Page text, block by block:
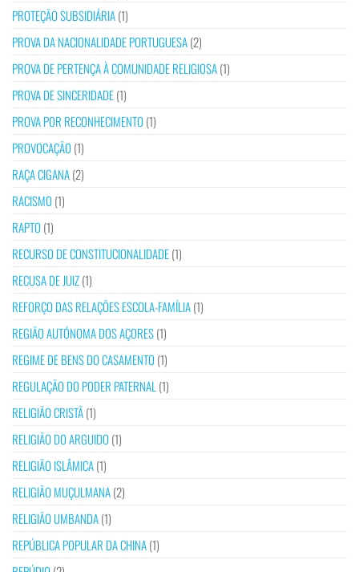
PROTEÇÃO SUBSIDIÁRIA(1)
PROVA DA NACIONALIDADE PORTUGUESA(2)
PROVA DE PERTENÇA À COMUNIDADE RELIGIOSA(1)
PROVA DE SINCERIDADE(1)
PROVA POR RECONHECIMENTO (1)
PROVOCAÇÃO (1)
RAÇA CIGANA(2)
RACISMO (1)
RAPTO (1)
RECURSO DE CONSTITUCIONALIDADE(1)
RECUSA DE JUIZ(1)
REFORÇO DAS RELAÇÕES ESCOLA-FAMÍLIA(1)
REGIÃO AUTÓNOMA DOS AÇORES(1)
REGIME DE BENS DO CASAMENTO (1)
REGULAÇÃO DO PODER PATERNAL (1)
RELIGIÃO CRISTÃ(1)
RELIGIÃO DO ARGUIDO (1)
RELIGIÃO ISLÂMICA(1)
RELIGIÃO MUÇULMANA(2)
RELIGIÃO UMBANDA(1)
REPÚBLICA POPULAR DA CHINA(1)